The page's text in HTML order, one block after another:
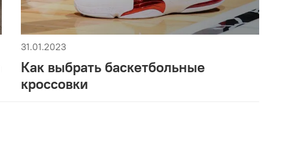
31.01.2023
Как выбрать баскетбольные
кроссовки